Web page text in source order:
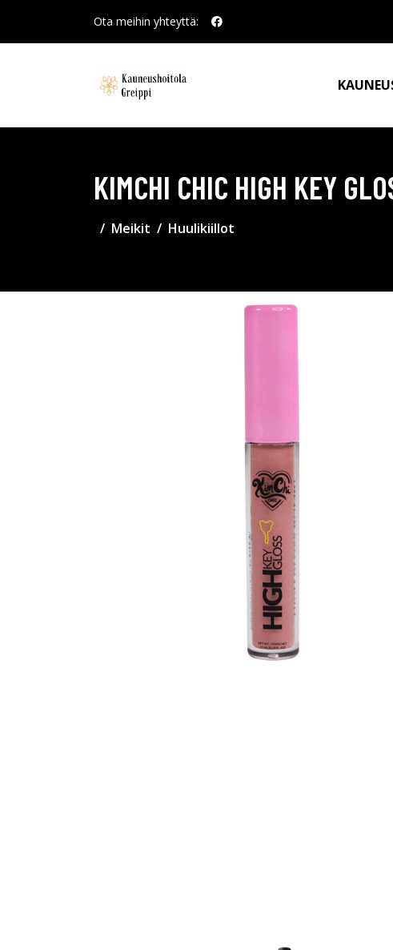
Ota meihin yhteyttä:
KIMCHI CHIC HIGH KEY
Meikit Huulikiillot